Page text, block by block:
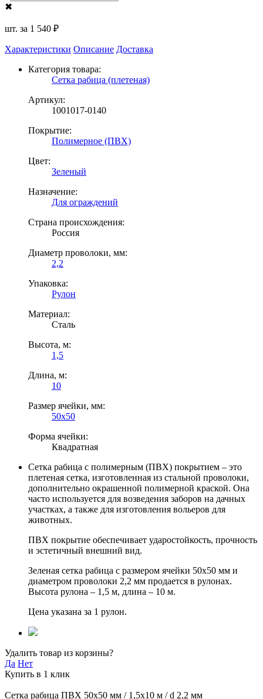
✖
шт. за 1 540 ₽
Характеристики Описание Доставка
Категория товара:
Сетка рабица (плетеная)
Артикул:
1001017-0140
Покрытие:
Полимерное (ПВХ)
Цвет:
Зеленый
Назначение:
Для ограждений
Страна происхождения:
Россия
Диаметр проволоки, мм:
2,2
Упаковка:
Рулон
Материал:
Сталь
Высота, м:
1,5
Длина, м:
10
Размер ячейки, мм:
50х50
Форма ячейки:
Квадратная
Сетка рабица с полимерным (ПВХ) покрытием – это
плетеная сетка, изготовленная из стальной проволоки,
дополнительно окрашенной полимерной краской. Она
часто используется для возведения заборов на дачных
участках, а также для изготовления вольеров для
животных.
ПВХ покрытие обеспечивает ударостойкость, прочность
и эстетичный внешний вид.
Зеленая сетка рабица с размером ячейки 50х50 мм и
диаметром проволоки 2,2 мм продается в рулонах.
Высота рулона – 1,5 м, длина – 10 м.
Цена указана за 1 рулон.
Удалить товар из корзины?
Да Нет
Купить в 1 клик
Сетка рабица ПВХ 50х50 мм / 1,5х10 м / d 2,2 мм